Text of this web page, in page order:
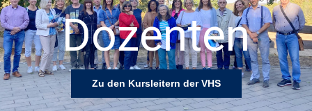
Ihren Kurs!
Zu unserem Kursprogramm